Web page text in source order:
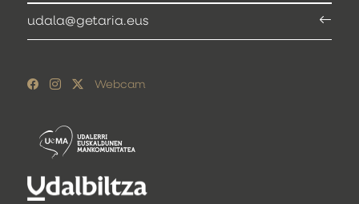
udala@getaria.eus
Webcam